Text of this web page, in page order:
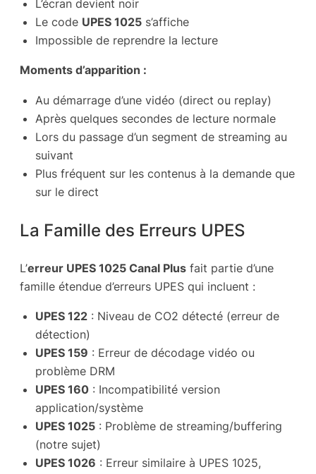
L’écran devient noir
Le code UPES 1025 s’affiche
Impossible de reprendre la lecture
Moments d’apparition :
Au démarrage d’une vidéo (direct ou replay)
Après quelques secondes de lecture normale
Lors du passage d’un segment de streaming au
suivant
Plus fréquent sur les contenus à la demande que
sur le direct
La Famille des Erreurs UPES
L’erreur UPES 1025 Canal Plus fait partie d’une
famille étendue d’erreurs UPES qui incluent :
UPES 122 : Niveau de CO2 détecté (erreur de
détection)
UPES 159 : Erreur de décodage vidéo ou
problème DRM
UPES 160 : Incompatibilité version
application/système
UPES 1025 : Problème de streaming/buffering
(notre sujet)
UPES 1026 : Erreur similaire à UPES 1025,